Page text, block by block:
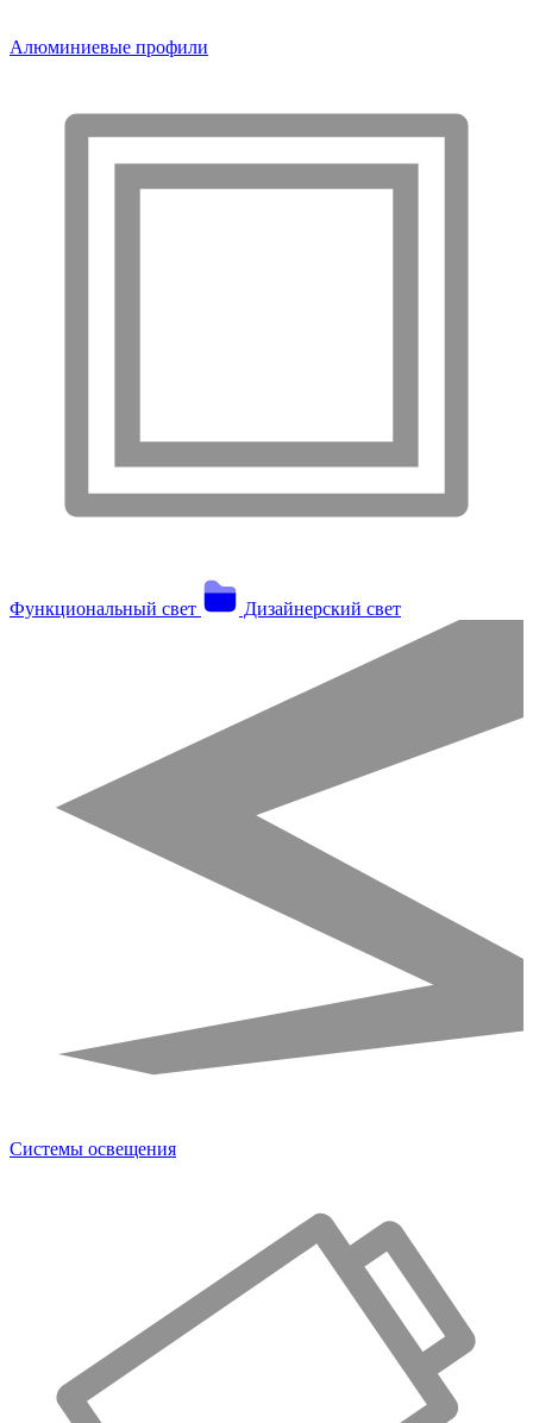
Алюминиевые профили
Функциональный свет Дизайнерский свет
Системы освещения